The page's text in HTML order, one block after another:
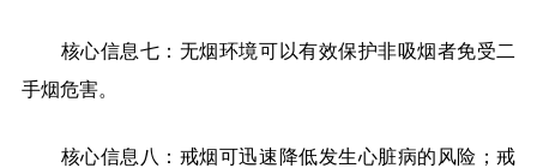
核心信息七：无烟环境可以有效保护非吸烟者免受二
手烟危害。
核心信息八：戒烟可迅速降低发生心脏病的风险；戒